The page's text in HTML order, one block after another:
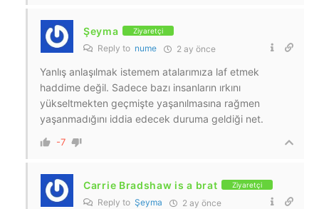
Şeyma Ziyaretçi
Reply to nume 2 ay önce
Yanlış anlaşılmak istemem atalarımıza laf etmek
haddime değil. Sadece bazı insanların ırkını
yükseltmekten geçmişte yaşanılmasına rağmen
yaşanmadığını iddia edecek duruma geldiği net.
-7
Carrie Bradshaw is a brat Ziyaretçi
Reply to Şeyma 2 ay önce